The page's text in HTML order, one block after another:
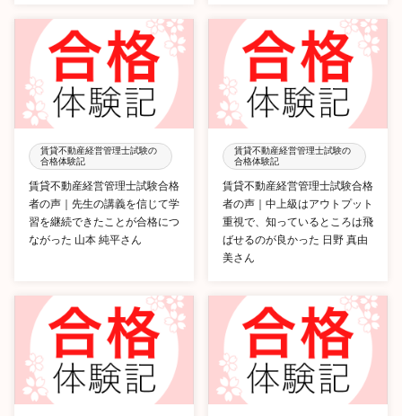
賃貸不動産経営管理士試験の
合格体験記
賃貸不動産経営管理士試験合格
者の声｜先生の講義を信じて学
習を継続できたことが合格につ
ながった 山本 純平さん
賃貸不動産経営管理士試験の
合格体験記
賃貸不動産経営管理士試験合格
者の声｜中上級はアウトプット
重視で、知っているところは飛
ばせるのが良かった 日野 真由
美さん